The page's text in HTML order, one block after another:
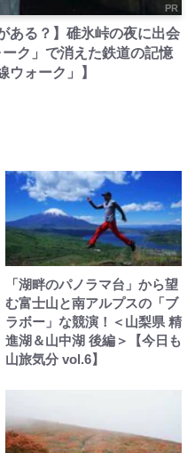
PR
ある？】碓氷峠の夜に出会
ク」で消えた鉄道の記憶
ウォーク」】
「湖畔のパノラマ台」から望
む富士山と南アルプスの「ブ
ラボー」な競演！＜山梨県 精
進湖＆山中湖 後編＞【今日も
山旅気分 vol.6】